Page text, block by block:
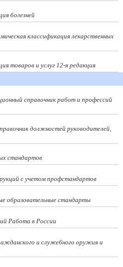
болезней
классификация лекарственных
товаров и услуг 12-я редакция
справочник работ и профессий
должностей руководителей,
стандартов
с учетом профстандартов
образовательные стандарты
Работа в России
и служебного оружия и